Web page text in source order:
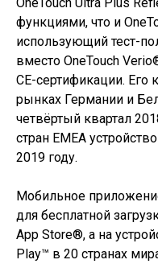
функциями, что и
использующий тест-
вместо OneTouch
СЕ-сертификации. Его
рынках Германии и
четвёртый квартал
стран ЕМЕА
2019 году.
Мобильное
для бесплатной
App Store®, а на
Play™ в 20 странах